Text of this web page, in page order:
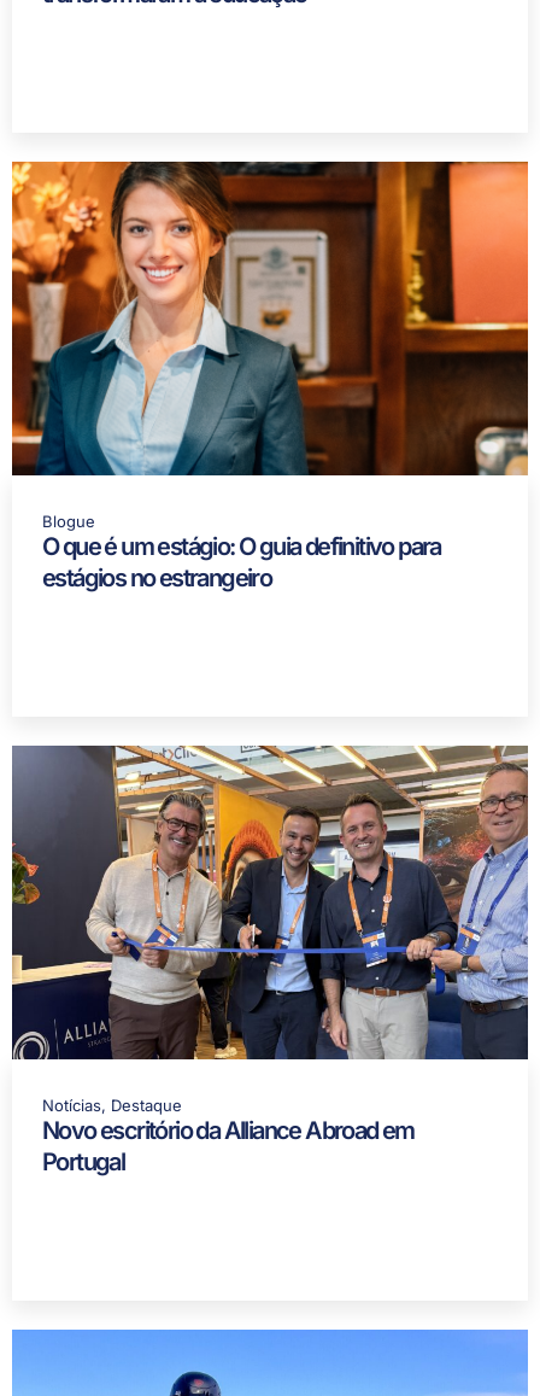
Blogue
O que é um estágio: O guia definitivo para
estágios no estrangeiro
Notícias, Destaque
Novo escritório da Alliance Abroad em
Portugal